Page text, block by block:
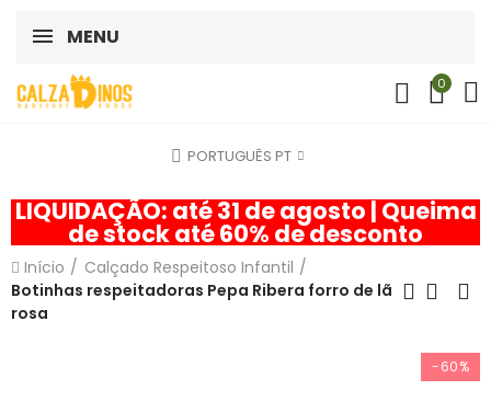
MENU
0
PORTUGUÊS PT
LIQUIDAÇÃO: até 31 de agosto | Queima
de stock até 60% de desconto
Início
Calçado Respeitoso Infantil
Botinhas respeitadoras Pepa Ribera forro de lã
rosa
-60%